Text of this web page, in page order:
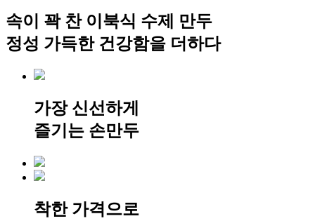
속이 꽉 찬 이북식 수제 만두
정성 가득한 건강함을 더하다
가장 신선하게
즐기는 손만두
착한 가격으로